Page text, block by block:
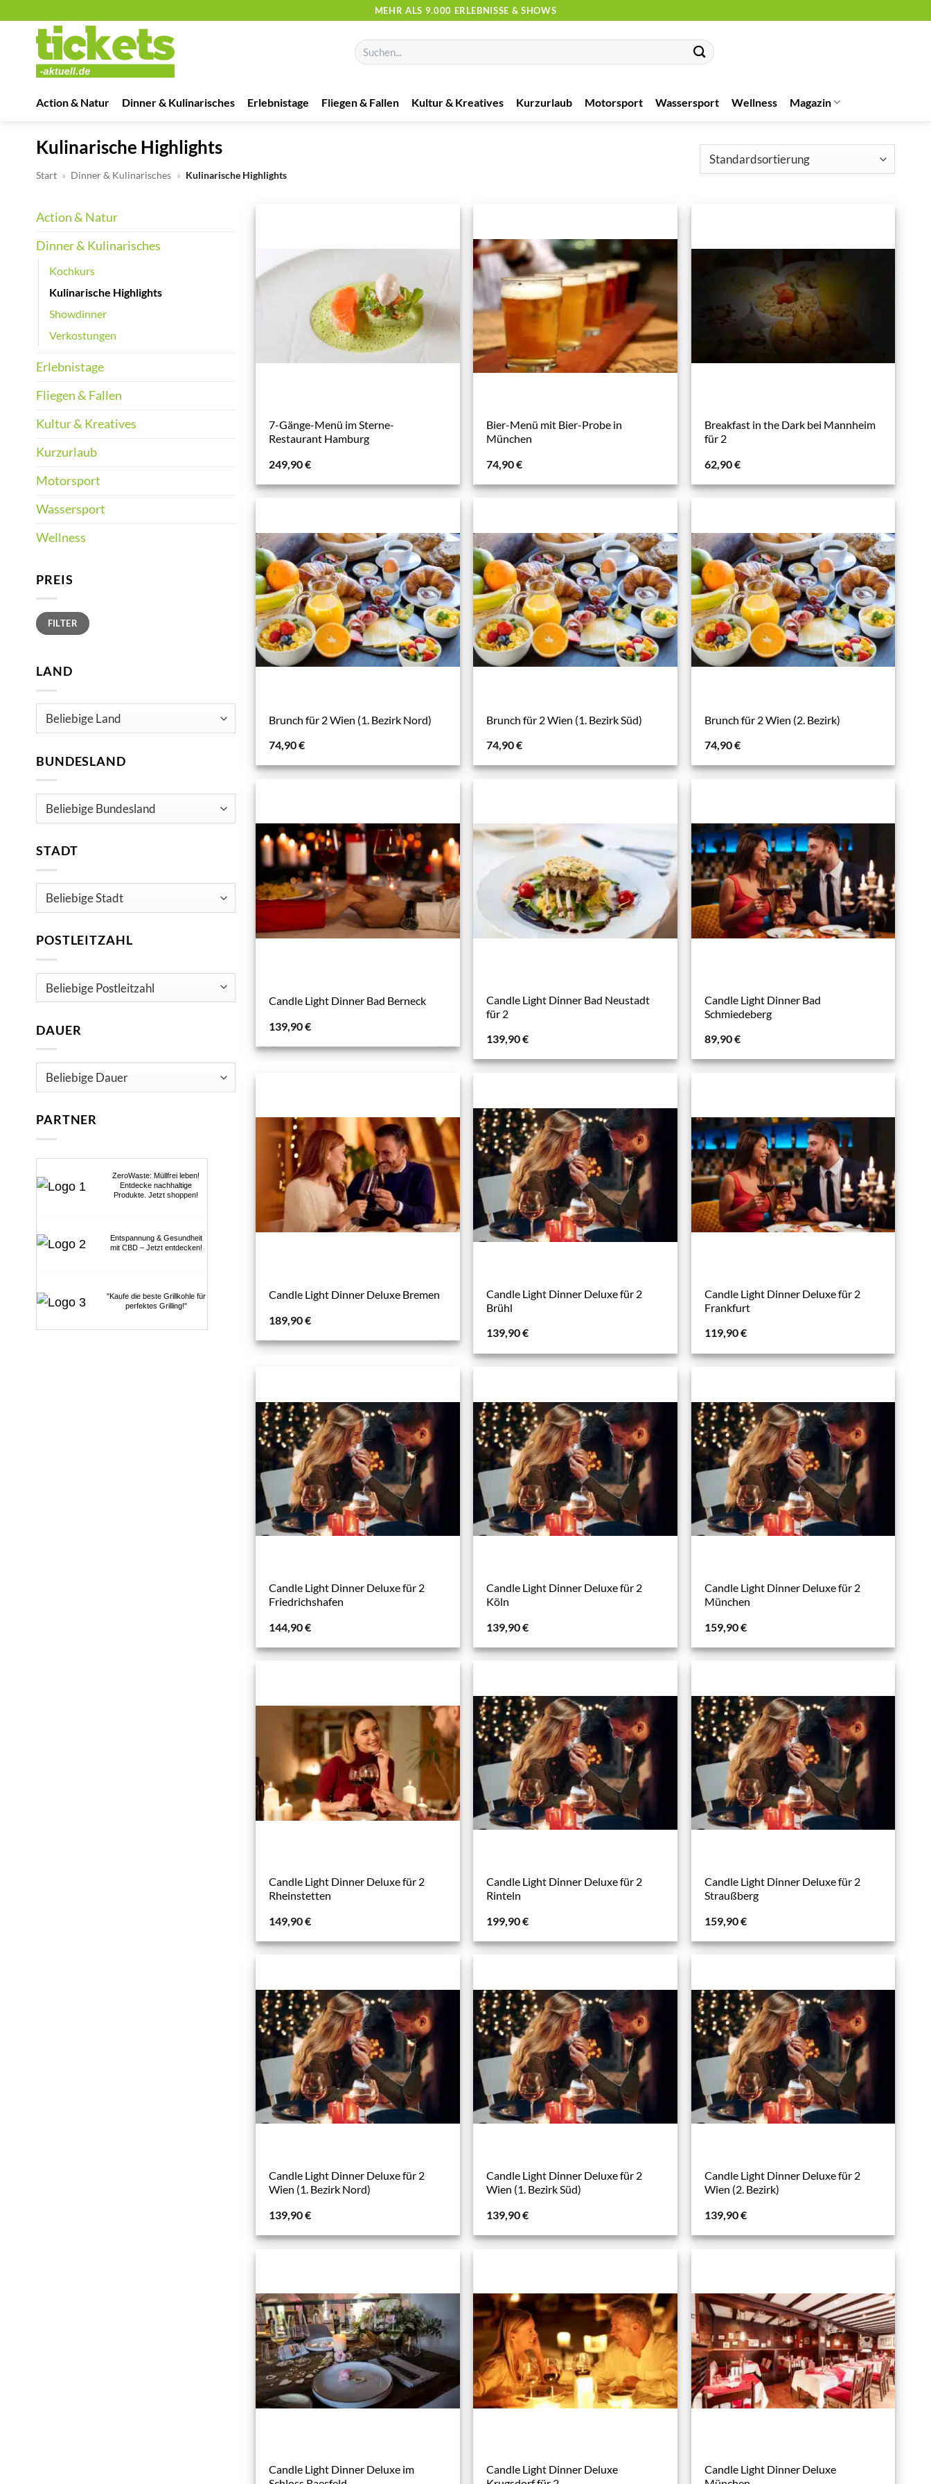
springen
MEHR ALS 9.000 ERLEBNISSE & SHOWS
Suchen
nach:
Action & Natur Dinner & Kulinarisches Erlebnistage Fliegen & Fallen Kultur & Kreatives Kurzurlaub Motorsport Wassersport Wellness Magazin
Kulinarische Highlights
Start » Dinner & Kulinarisches » Kulinarische Highlights
Action & Natur
Dinner & Kulinarisches
Kochkurs
Kulinarische Highlights
Showdinner
Verkostungen
Erlebnistage
Fliegen & Fallen
Kultur & Kreatives
Kurzurlaub
Motorsport
Wassersport
Wellness
PREIS
Min.
Preis
Max.
PreisFILTER
LAND
BUNDESLAND
STADT
POSTLEITZAHL
DAUER
PARTNER
ZeroWaste: Müllfrei leben!
Entdecke nachhaltige
Produkte. Jetzt shoppen!
Entspannung & Gesundheit
mit CBD – Jetzt entdecken!
"Kaufe die beste Grillkohle für
perfektes Grilling!"
7-Gänge-Menü im Sterne-
Restaurant Hamburg
249,90€
Bier-Menü mit Bier-Probe in
München
74,90€
Breakfast in the Dark bei Mannheim
für 2
62,90€
Brunch für 2 Wien (1. Bezirk Nord)
74,90€
Brunch für 2 Wien (1. Bezirk Süd)
74,90€
Brunch für 2 Wien (2. Bezirk)
74,90€
Candle Light Dinner Bad Berneck
139,90€
Candle Light Dinner Bad Neustadt
für 2
139,90€
Candle Light Dinner Bad
Schmiedeberg
89,90€
Candle Light Dinner Deluxe Bremen
189,90€
Candle Light Dinner Deluxe für 2
Brühl
139,90€
Candle Light Dinner Deluxe für 2
Frankfurt
119,90€
Candle Light Dinner Deluxe für 2
Friedrichshafen
144,90€
Candle Light Dinner Deluxe für 2
Köln
139,90€
Candle Light Dinner Deluxe für 2
München
159,90€
Candle Light Dinner Deluxe für 2
Rheinstetten
149,90€
Candle Light Dinner Deluxe für 2
Rinteln
199,90€
Candle Light Dinner Deluxe für 2
Straußberg
159,90€
Candle Light Dinner Deluxe für 2
Wien (1. Bezirk Nord)
139,90€
Candle Light Dinner Deluxe für 2
Wien (1. Bezirk Süd)
139,90€
Candle Light Dinner Deluxe für 2
Wien (2. Bezirk)
139,90€
Candle Light Dinner Deluxe im
Candle Light Dinner Deluxe
Candle Light Dinner Deluxe